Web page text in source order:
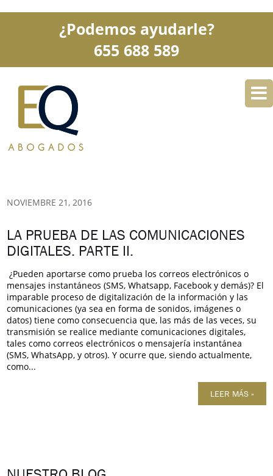
¿Podemos ayudarle?
655 688 589
SERVICIOS
NOVIEMBRE 21, 2016
LA PRUEBA DE LAS COMUNICACIONES
DIGITALES. PARTE II.
¿Pueden aportarse como prueba los correos electrónicos o
mensajes instantáneos (SMS, Whatsapp, Facebook y demás)? El
imparable proceso de digitalización de la información y las
comunicaciones (ya sea en forma de sonidos, imágenes o
datos) tiene como consecuencia que, las más de las veces, su
transmisión se realice mediante comunicaciones digitales,
tales como correos electrónicos o mensajería instantánea
(SMS, WhatsApp, y otros). Y ocurre que, siendo actualmente,
como...
LEER MÁS »